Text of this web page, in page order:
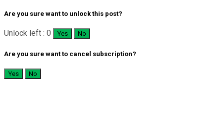
Are you sure want to unlock this post?
Unlock left : 0 Yes No
Are you sure want to cancel subscription?
Yes No